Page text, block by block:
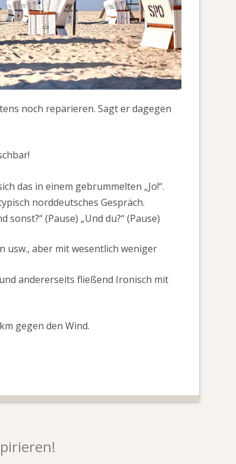
noch reparieren. Sagt er dagegen
das in einem gebrummelten „Jo!“.
norddeutsches Gespräch.
(Pause) „Und du?“ (Pause)
usw., aber mit wesentlich weniger
andererseits fließend Ironisch mit
gegen den Wind.